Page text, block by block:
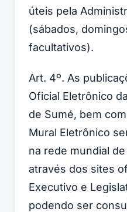
úteis pela
(sábados,
facultativos).
Art. 4º. As
Oficial Eletrônico
de Sumé, bem
Mural Eletrônico
na rede mundial
através dos sites
Executivo e
podendo ser